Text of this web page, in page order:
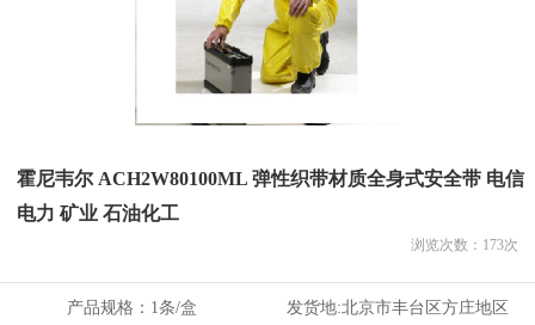
霍尼韦尔 ACH2W80100ML 弹性织带材质全身式安全带 电信
电力 矿业 石油化工
浏览次数： 173次
产品规格： 1条/盒 发货地:北京市丰台区方庄地区